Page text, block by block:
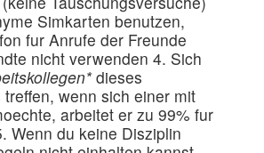
Simkarten benutzen,
fur Anrufe der Freunde
nicht verwenden 4. Sich
dieses
wenn sich einer mit
arbeitet er zu 99% fur
Wenn du keine Disziplin